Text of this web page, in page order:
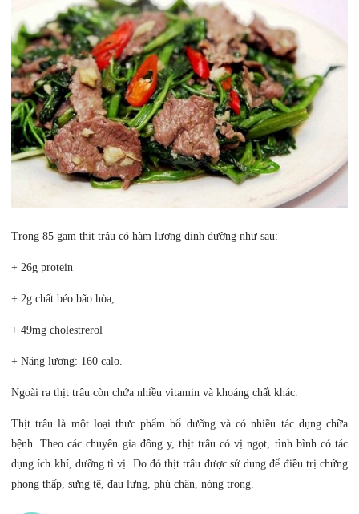
Trong 85 gam thịt trâu có hàm lượng dinh dưỡng như sau:
+ 26g protein
+ 2g chất béo bão hòa,
+ 49mg cholestrerol
+ Năng lượng: 160 calo.
Ngoài ra thịt trâu còn chứa nhiều vitamin và khoáng chất khác.
Thịt trâu là một loại thực phẩm bổ dưỡng và có nhiều tác dụng chữa
bệnh. Theo các chuyên gia đông y, thịt trâu có vị ngọt, tình bình có tác
dụng ích khí, dưỡng tì vị. Do đó thịt trâu được sử dụng để điều trị chứng
phong thấp, sưng tê, đau lưng, phù chân, nóng trong.